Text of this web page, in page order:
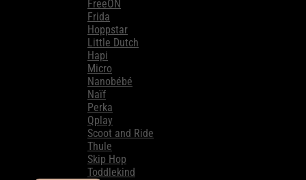
FreeON
Frida
Hoppstar
Little Dutch
Hapi
Micro
Nanobébé
Naïf
Perka
Qplay
Scoot and Ride
Thule
Skip Hop
Toddlekind